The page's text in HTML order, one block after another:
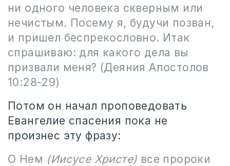
ни одного человека скверным или
нечистым. Посему я, будучи позван,
и пришел беспрекословно. Итак
спрашиваю: для какого дела вы
призвали меня? (Деяния Апостолов
10:28-29)
Потом он начал проповедовать
Евангелие спасения пока не
произнес эту фразу:
О Нем (Иисусе Христе) все пророки